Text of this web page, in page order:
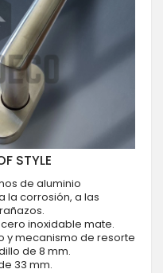
STYLE
de aluminio
la corrosión, a las
inoxidable mate.
y mecanismo de resorte
de 8 mm.
33 mm.